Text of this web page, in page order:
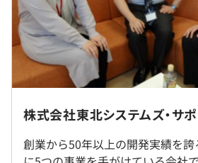
・送電設備情報保全統計システム
・検針システム（ハンディターミナ
・電力自由化システム
・発送電分離システム
・県税システム（法人二税、個人事
三税、不動産、所得税、県民税利子
・森林計画システム
社内もしくはお客様先での勤務とな
就業場所の変更範囲
平均残業時間：平均12時間／月
・完全週休2日制（土・日）
・年末年始休暇
・慶弔等特別休暇
株式会社東北システムズ・サ
創業から50年以上の開発実績を